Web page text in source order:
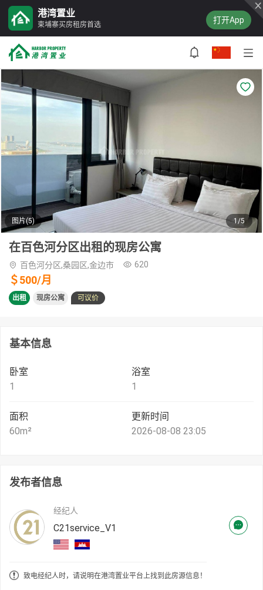
港湾置业
柬埔寨买房租房首选 打开App
图片(5) 1/5
在百色河分区出租的现房公寓
百色河分区,桑园区,金边市 620
＄500/月
出租 现房公寓 可议价
基本信息
卧室
1
浴室
1
面积
60m²
更新时间
2026-08-08 23:05
发布者信息
经纪人
C21service_V1
致电经纪人时，请说明在港湾置业平台上找到此房源信息！